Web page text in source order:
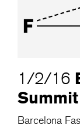
1/2/16
Summit
Barcelona